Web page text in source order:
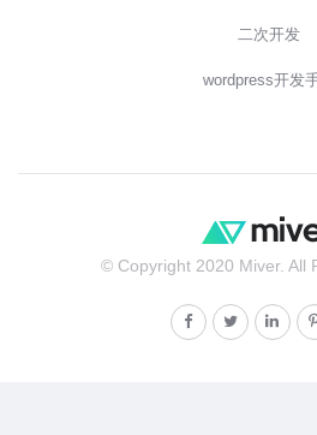
二次开发
wordpress开发
© Copyright 2020 Miver. All